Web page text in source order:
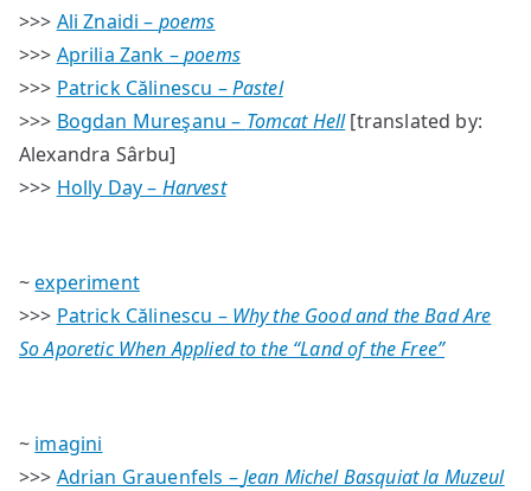
>>> Ali Znaidi – poems
>>> Aprilia Zank –poems
>>> Patrick Călinescu –Pastel
>>> Bogdan Mureşanu – Tomcat Hell[translated by:
Alexandra Sârbu]
>>> Holly Day – Harvest
~experiment
>>> Patrick Călinescu – Why the Good and the Bad Are
So Aporetic When Applied to the “Land of the Free”
~ imagini
>>> Adrian Grauenfels –Jean Michel Basquiat la Muzeul